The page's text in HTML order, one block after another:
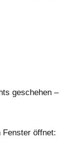
geschehen –
öffnet: